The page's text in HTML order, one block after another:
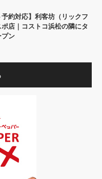
予約対応】利客坊（リックフ
店｜コストコ浜松の隣にタ
プン